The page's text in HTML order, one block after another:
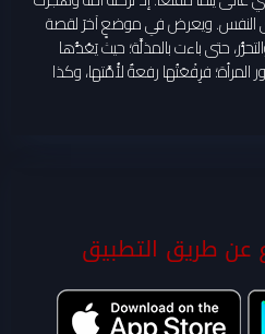
النفس. ويعرض في موضعٍ آخرَ لقصة
حتى باءت بالمذلَّة؛ حيث يَعُدُّها
فرِفْعَتُها رفعةٌ لأُمَّتها، وكذا
عن طريق التطبيق